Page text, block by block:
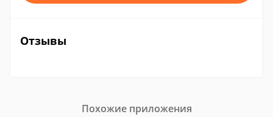
Отзывы
Похожие приложения